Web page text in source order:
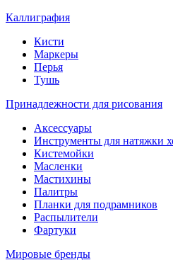
Каллиграфия
Кисти
Маркеры
Перья
Тушь
Принадлежности для рисования
Аксессуары
Инструменты для натяжки
Кистемойки
Масленки
Мастихины
Палитры
Планки для подрамников
Распылители
Фартуки
Мировые бренды